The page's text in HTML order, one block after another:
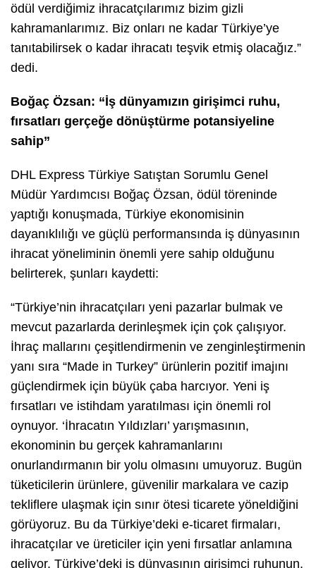
ödül verdiğimiz ihracatçılarımız bizim gizli
kahramanlarımız. Biz onları ne kadar Türkiye’ye
tanıtabilirsek o kadar ihracatı teşvik etmiş olacağız.”
dedi.
Boğaç Özsan: “İş dünyamızın girişimci ruhu,
fırsatları gerçeğe dönüştürme potansiyeline
sahip”
DHL Express Türkiye Satıştan Sorumlu Genel
Müdür Yardımcısı Boğaç Özsan, ödül töreninde
yaptığı konuşmada, Türkiye ekonomisinin
dayanıklılığı ve güçlü performansında iş dünyasının
ihracat yöneliminin önemli yere sahip olduğunu
belirterek, şunları kaydetti:
“Türkiye’nin ihracatçıları yeni pazarlar bulmak ve
mevcut pazarlarda derinleşmek için çok çalışıyor.
İhraç mallarını çeşitlendirmenin ve zenginleştirmenin
yanı sıra “Made in Turkey” ürünlerin pozitif imajını
güçlendirmek için büyük çaba harcıyor. Yeni iş
fırsatları ve istihdam yaratılması için önemli rol
oynuyor. ‘İhracatın Yıldızları’ yarışmasının,
ekonominin bu gerçek kahramanlarını
onurlandırmanın bir yolu olmasını umuyoruz. Bugün
tüketicilerin ürünlere, güvenilir markalara ve cazip
tekliflere ulaşmak için sınır ötesi ticarete yöneldiğini
görüyoruz. Bu da Türkiye’deki e-ticaret firmaları,
ihracatçılar ve üreticiler için yeni fırsatlar anlamına
geliyor. Türkiye’deki iş dünyasının girişimci ruhunun,